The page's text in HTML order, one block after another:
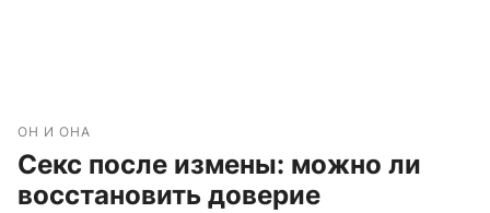
ОН И ОНА
Секс после измены: можно ли
восстановить доверие